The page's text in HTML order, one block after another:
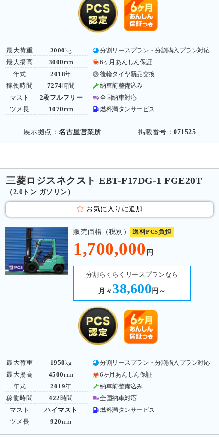
最大荷重
最大揚高
年式
稼働時間
マスト
ツメ長
2000kg
3000mm
2018年
7274時間
2段フルフリー
1070mm
分割リースプラン・分割購入プラン対応
6ヶ月あんしん保証
後輪タイヤ新品交換
納車前整備込み
全国納車対応
燃料満タンサービス
展示拠点：名古屋営業所 掲載番号：071525
三菱ロジスネクスト EBT-F17DG-1 FGE20T
（2.0トン ガソリン）
お気に入りに追加
販売価格（税別） 送料PCS負担
1,700,000 円
分割らくらくリースプランなら
月々 38,600 円～
最大荷重
最大揚高
年式
稼働時間
マスト
ツメ長
1950kg
4500mm
2019年
422 時間
ハイマスト
920mm
分割リースプラン・分割購入プラン対応
6ヶ月あんしん保証
納車前整備込み
全国納車対応
燃料満タンサービス